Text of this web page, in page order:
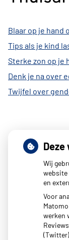
Blaar op je hand
Tips als je kind
Sterke zon op je
Denk je na over
Twijfel over
Wij
website
en
Voor
werken